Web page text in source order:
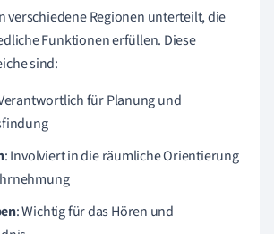
verschiedene Regionen unterteilt, die
Funktionen erfüllen. Diese
sind:
für Planung und
: Involviert in die räumliche Orientierung
: Wichtig für das Hören und